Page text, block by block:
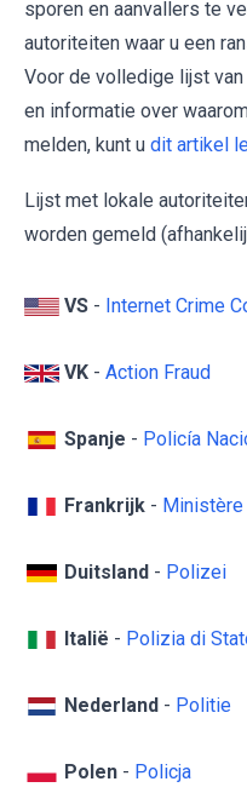
sporen en aanvallers te
autoriteiten waar u een
Voor de volledige lijst
en informatie over
melden, kunt u dit artikel
Lijst met lokale
worden gemeld
VS - Internet Crime
VK - Action Fraud
Spanje - Policía
Frankrijk -
Duitsland - Polizei
Italië - Polizia di
Nederland - Politie
Polen - Policja